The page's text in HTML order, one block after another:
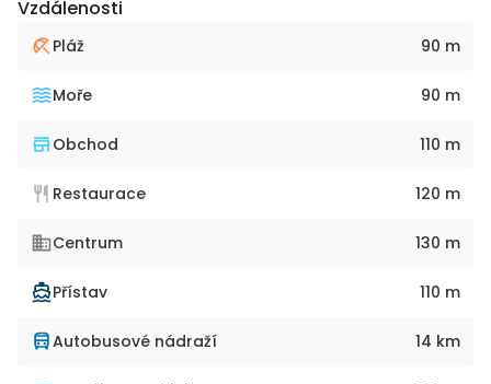
Vzdálenosti
Pláž 90 m
Moře 90 m
Obchod 110 m
Restaurace 120 m
Centrum 130 m
Přístav 110 m
Autobusové nádraží 14 km